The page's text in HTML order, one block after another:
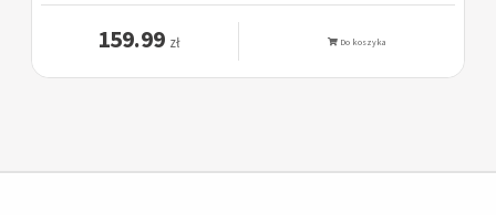
159.99 zł Do koszyka